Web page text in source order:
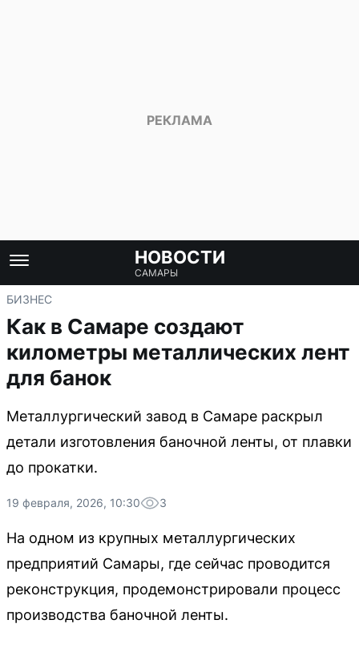
НОВОСТИ
САМАРЫ
БИЗНЕС
Как в Самаре создают
километры металлических лент
для банок
Металлургический завод в Самаре раскрыл
детали изготовления баночной ленты, от плавки
до прокатки.
19 февраля, 2026, 10:30 3
На одном из крупных металлургических
предприятий Самары, где сейчас проводится
реконструкция, продемонстрировали процесс
производства баночной ленты.